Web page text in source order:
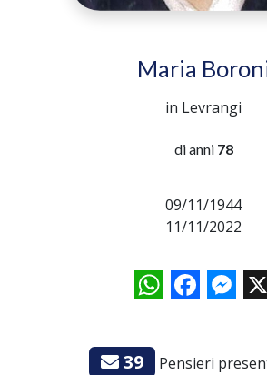
Maria
in Levrangi
di anni 78
09/11/1944
11/11/2022
WhatsAppFacebook X
39 Pensieri